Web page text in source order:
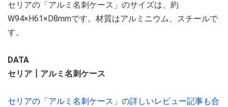
セリアの「アルミ名刺ケース」のサイズは、約
W94×H61×D8mmです。材質はアルミニウム、スチールで
す。
DATA
セリア┃アルミ名刺ケース
セリアの「アルミ名刺ケース」の詳しいレビュー記事も合